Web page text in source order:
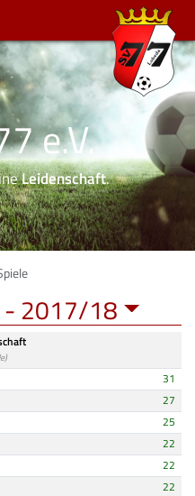
e.V.
Leidenschaft.
2017/18
31
27
25
22
22
22